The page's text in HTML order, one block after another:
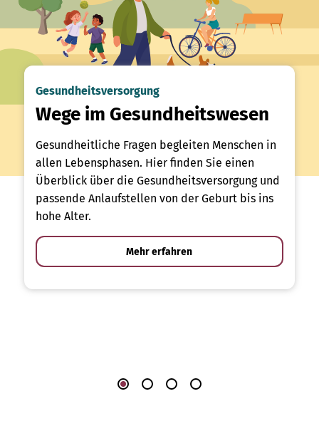
Gesundheitsversorgung
Wege im Gesundheitswesen
Gesundheitliche Fragen begleiten Menschen in
allen Lebensphasen. Hier finden Sie einen
Überblick über die Gesundheitsversorgung und
passende Anlaufstellen von der Geburt bis ins
hohe Alter.
Mehr erfahren